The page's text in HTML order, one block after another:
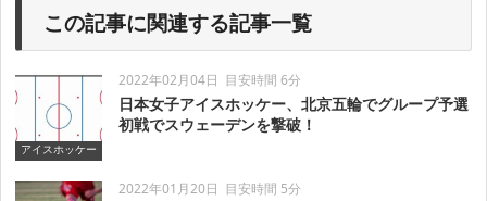
この記事に関連する記事一覧
アイスホッケー
2022年02月04日 目安時間 6分
日本女子アイスホッケー、北京五輪でグループ予選
初戦でスウェーデンを撃破！
2022年01月20日 目安時間 5分